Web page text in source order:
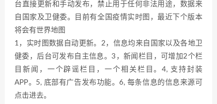
台直接更新和手动发布，禁止用于任何非法用途，数据来
自国家及卫健委。目前有全国疫情实时图，最近下个版本
将会有世界地图
1，实时图数据自动更新。2，信息均来自国家以及各地卫
健委，后台可发布自主信息。3，新闻栏目，可增加2个栏
目新闻，一个辟谣栏目，一个相关栏目。4, 支持封装
APP。5, 底部有广告发布功能。6, 每条信息的信息来源可
点击进去。